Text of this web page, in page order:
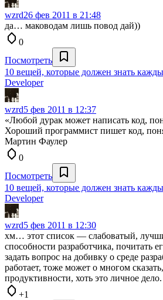
wzrd26 фев 2011 в 21:48
да… маководам лишь повод дай))
0
Посмотреть
10 вещей, которые должен знать
Developer
wzrd5 фев 2011 в 12:37
«Любой дурак может написать код,
Хороший программист пишет код,
Мартин Фаулер
0
Посмотреть
10 вещей, которые должен знать
Developer
wzrd5 фев 2011 в 12:30
хм… этот список — слабоватый,
способности разработчика, почитать
задать вопрос на добивку о среде
работает, тоже может о многом
продуктивности, хоть это личное дело.
+1